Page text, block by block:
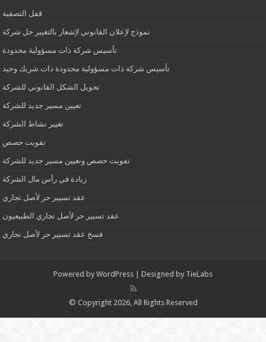
قفل التصفية
نموذج لإعلان القانوني لإشعار بالتغيير حل شركة
تأسيس شركة ذات مسؤولية محدودة
تأسيس شركة ذات مسؤولية محدودة ذات شريك وحيد
تحويل الشكل القانوني للشركة
تعيين مسير جديد للشركة
تغيير نشاط الشركة
تفويت حصص
تفويت حصص وتعيين مسير جديد للشركة
زيادة في رأس مال الشركة
عقد تسيير حر لأصل تجاري
عقد تسيير حر لأصل تجاري الطبيعيون
فسخ عقد تسيير حر لأصل تجاري
Powered by WordPress | Designed by TieLabs
© Copyright 2026, All Rights Reserved